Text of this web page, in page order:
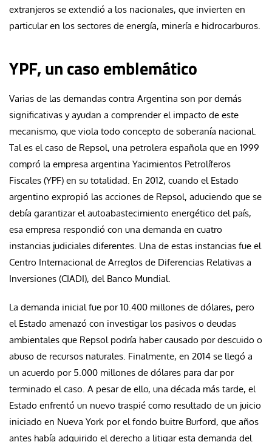
extranjeros se extendió a los nacionales, que invierten en
particular en los sectores de energía, minería e hidrocarburos.
YPF, un caso emblemático
Varias de las demandas contra Argentina son por demás
significativas y ayudan a comprender el impacto de este
mecanismo, que viola todo concepto de soberanía nacional.
Tal es el caso de Repsol, una petrolera española que en 1999
compró la empresa argentina Yacimientos Petrolíferos
Fiscales (YPF) en su totalidad. En 2012, cuando el Estado
argentino expropió las acciones de Repsol, aduciendo que se
debía garantizar el autoabastecimiento energético del país,
esa empresa respondió con una demanda en cuatro
instancias judiciales diferentes. Una de estas instancias fue el
Centro Internacional de Arreglos de Diferencias Relativas a
Inversiones (CIADI), del Banco Mundial.
La demanda inicial fue por 10.400 millones de dólares, pero
el Estado amenazó con investigar los pasivos o deudas
ambientales que Repsol podría haber causado por descuido o
abuso de recursos naturales. Finalmente, en 2014 se llegó a
un acuerdo por 5.000 millones de dólares para dar por
terminado el caso. A pesar de ello, una década más tarde, el
Estado enfrentó un nuevo traspié como resultado de un juicio
iniciado en Nueva York por el fondo buitre Burford, que años
antes había adquirido el derecho a litigar esta demanda del